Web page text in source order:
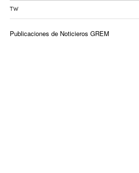
TW
Publicaciones de Noticieros GREM